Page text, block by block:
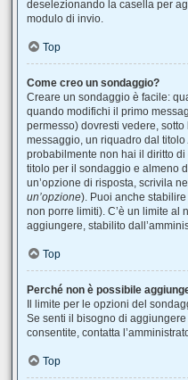
deselezionando la casella per
modulo di invio.
Top
Come creo un sondaggio?
Creare un sondaggio è facile:
quando modifichi il primo
permesso) dovresti vedere, sotto
messaggio, un riquadro dal titolo
probabilmente non hai il diritto
titolo per il sondaggio e almeno
un’opzione di risposta, scrivila
un’opzione). Puoi anche
non porre limiti). C’è un limite al
aggiungere, stabilito
Top
Perché non è possibile
Il limite per le opzioni del
Se senti il bisogno di
consentite, contatta
Top